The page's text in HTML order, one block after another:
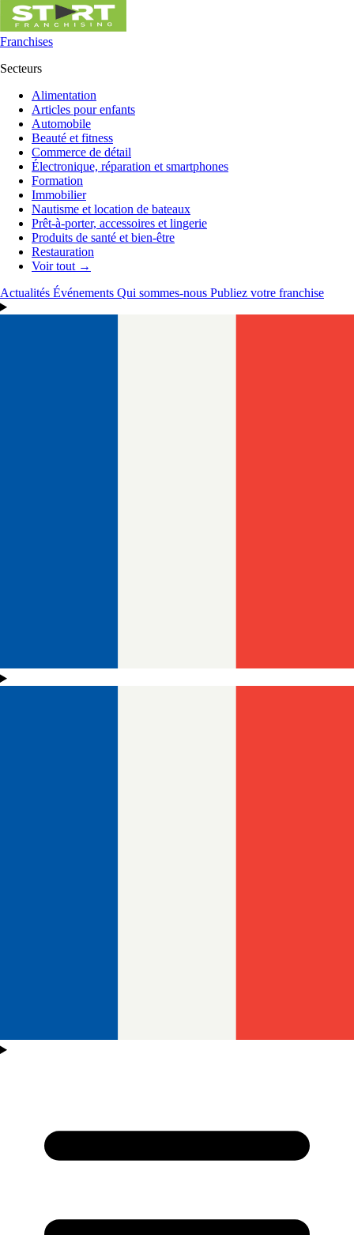
Franchises
Secteurs
Alimentation
Articles pour enfants
Automobile
Beauté et fitness
Commerce de détail
Électronique, réparation et smartphones
Formation
Immobilier
Nautisme et location de bateaux
Prêt-à-porter, accessoires et lingerie
Produits de santé et bien-être
Restauration
Voir tout →
Actualités Événements Qui sommes-nous Publiez votre franchise